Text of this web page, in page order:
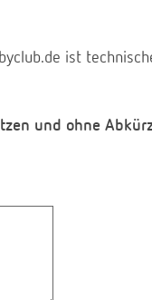
ist
und ohne